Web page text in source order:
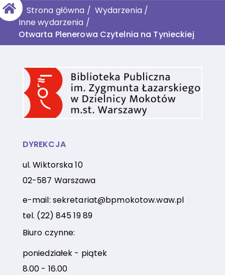
Strona główna / Wydarzenia/
Inne wydarzenia /
Otwarta Plenerowa Czytelnia na Tynieckiej
DYREKCJA
ul. Wiktorska 10
02-587 Warszawa
e-mail: sekretariat@bpmokotow.waw.pl
tel. (22) 845 19 89
Biuro czynne:
poniedziałek - piątek
8.00 - 16.00